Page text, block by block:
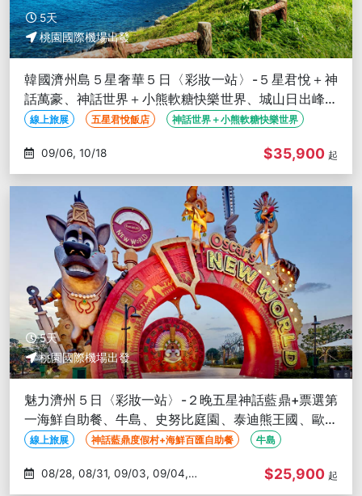
5天
桃園國際機場出發
韓國濟州島５星奢華５日〈彩妝一站〉-５星君悅＋神
話萬豪、神話世界＋小熊軟糖快樂世界、城山日出峰、
美饌豪華升級、華麗韓服
線上旅展 五星君悅飯店 神話世界＋小熊軟糖快樂世界
09/06, 10/18 $35,900 起
5天
桃園國際機場出發
魅力濟州５日〈彩妝一站〉-２晚五星神話藍鼎+票選第
一海鮮自助餐、牛島、史努比庭園、泰迪熊王國、歐式
森林小火車、阿里郎秀
線上旅展 神話藍鼎度假村+海鮮百匯自助餐 牛島
09/06
$25,900 起